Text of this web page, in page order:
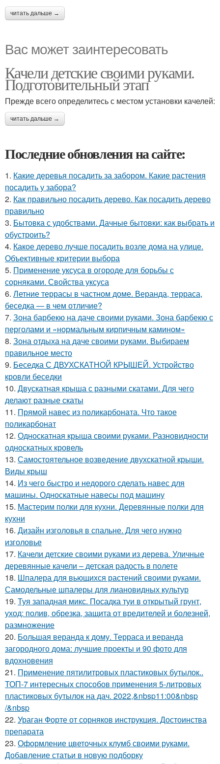
читать дальше →
Вас может заинтересовать
Качели детские своими руками.
Подготовительный этап
Прежде всего определитесь с местом установки качелей:
читать дальше →
Последние обновления на сайте:
1. Какие деревья посадить за забором. Какие растения
посадить у забора?
2. Как правильно посадить дерево. Как посадить дерево
правильно
3. Бытовка с удобствами. Дачные бытовки: как выбрать и
обустроить?
4. Какое дерево лучше посадить возле дома на улице.
Объективные критерии выбора
5. Применение уксуса в огороде для борьбы с
сорняками. Свойства уксуса
6. Летние террасы в частном доме. Веранда, терраса,
беседка — в чем отличие?
7. Зона барбекю на даче своими руками. Зона барбекю с
перголами и «нормальным кирпичным камином»
8. Зона отдыха на даче своими руками. Выбираем
правильное место
9. Беседка С ДВУХСКАТНОЙ КРЫШЕЙ. Устройство
кровли беседки
10. Двускатная крыша с разными скатами. Для чего
делают разные скаты
11. Прямой навес из поликарбоната. Что такое
поликарбонат
12. Односкатная крыша своими руками. Разновидности
односкатных кровель
13. Самостоятельное возведение двухскатной крыши.
Виды крыш
14. Из чего быстро и недорого сделать навес для
машины. Односкатные навесы под машину
15. Мастерим полки для кухни. Деревянные полки для
кухни
16. Дизайн изголовья в спальне. Для чего нужно
изголовье
17. Качели детские своими руками из дерева. Уличные
деревянные качели – детская радость в полете
18. Шпалера для вьющихся растений своими руками.
Самодельные шпалеры для лиановидных культур
19. Туя западная микс. Посадка туи в открытый грунт,
уход: полив, обрезка, защита от вредителей и болезней,
размножение
20. Большая веранда к дому. Терраса и веранда
загородного дома: лучшие проекты и 90 фото для
вдохновения
21. Применение пятилитровых пластиковых бутылок..
ТОП-7 интересных способов применения 5-литровых
пластиковых бутылок на дач. 2022,&nbsp11:00&nbsp
/&nbsp
22. Ураган Форте от сорняков инструкция. Достоинства
препарата
23. Оформление цветочных клумб своими руками.
Добавление статьи в новую подборку